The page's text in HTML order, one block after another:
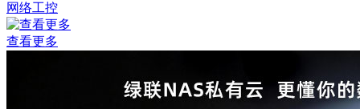
网络工控
查看更多